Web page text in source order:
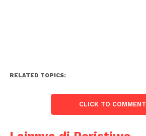
RELATED TOPICS:
CLICK TO COMMENT